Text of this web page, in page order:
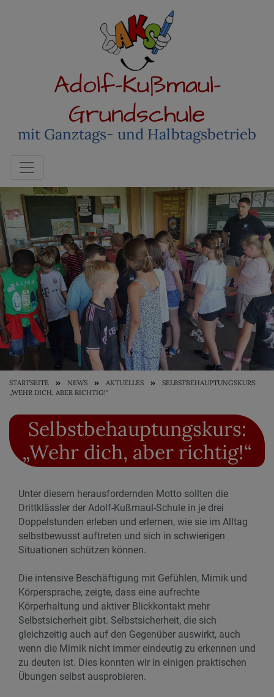
Adolf-Kußmaul-
Grundschule
mit Ganztags- und Halbtagsbetrieb
Toggle navigation
STARTSEITE NEWS AKTUELLES
SELBSTBEHAUPTUNGSKURS:
„WEHR DICH, ABER RICHTIG!“
Selbstbehauptungskurs:
„Wehr dich, aber richtig!“
Unter diesem herausfordernden Motto sollten die
Drittklässler der Adolf-Kußmaul-Schule in je drei
Doppelstunden erleben und erlernen, wie sie im Alltag
selbstbewusst auftreten und sich in schwierigen
Situationen schützen können.
Die intensive Beschäftigung mit Gefühlen, Mimik und
Körpersprache, zeigte, dass eine aufrechte
Körperhaltung und aktiver Blickkontakt mehr
Selbstsicherheit gibt. Selbstsicherheit, die sich
gleichzeitig auch auf den Gegenüber auswirkt, auch
wenn die Mimik nicht immer eindeutig zu erkennen und
zu deuten ist. Dies konnten wir in einigen praktischen
Übungen selbst ausprobieren.